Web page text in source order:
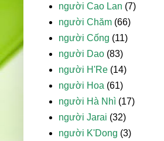
người Cao Lan (7)
người Chăm (66)
người Cống (11)
người Dao (83)
người H'Re (14)
người Hoa (61)
người Hà Nhì (17)
người Jarai (32)
người K'Dong (3)